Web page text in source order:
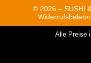
© 2026 – SUSHI
Alle Preise